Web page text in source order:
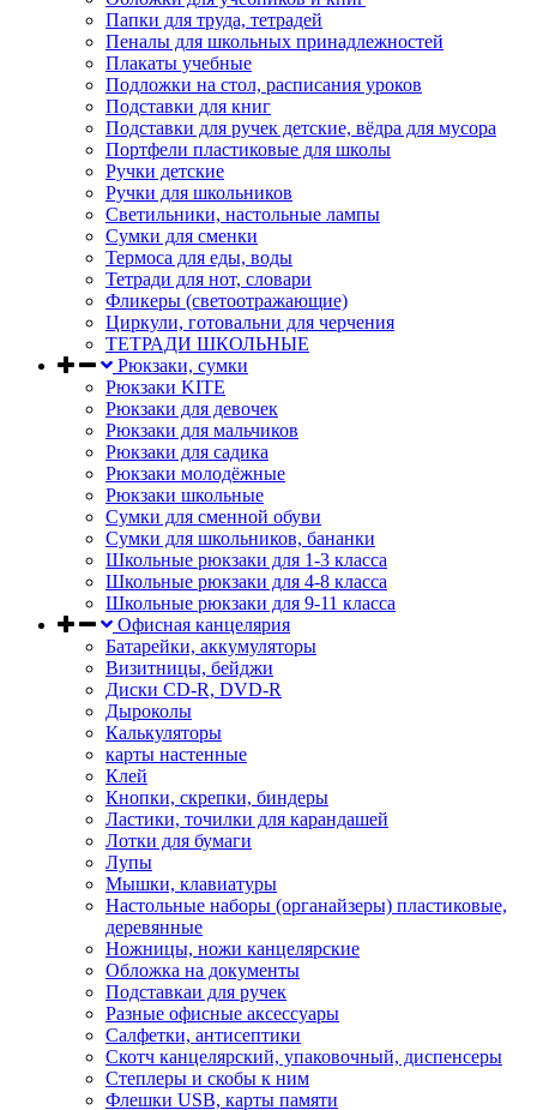
Папки для труда, тетрадей
Пеналы для школьных принадлежностей
Плакаты учебные
Подложки на стол, расписания уроков
Подставки для книг
Подставки для ручек детские, вёдра для мусора
Портфели пластиковые для школы
Ручки детские
Ручки для школьников
Светильники, настольные лампы
Сумки для сменки
Термоса для еды, воды
Тетради для нот, словари
Фликеры (светоотражающие)
Циркули, готовальни для черчения
ТЕТРАДИ ШКОЛЬНЫЕ
Рюкзаки, сумки
Рюкзаки KITE
Рюкзаки для девочек
Рюкзаки для мальчиков
Рюкзаки для садика
Рюкзаки молодёжные
Рюкзаки школьные
Сумки для сменной обуви
Сумки для школьников, бананки
Школьные рюкзаки для 1-3 класса
Школьные рюкзаки для 4-8 класса
Школьные рюкзаки для 9-11 класса
Офисная канцелярия
Батарейки, аккумуляторы
Визитницы, бейджи
Диски CD-R, DVD-R
Дыроколы
Калькуляторы
карты настенные
Клей
Кнопки, скрепки, биндеры
Ластики, точилки для карандашей
Лотки для бумаги
Лупы
Мышки, клавиатуры
Настольные наборы (органайзеры) пластиковые,
деревянные
Ножницы, ножи канцелярские
Обложка на документы
Подставкаи для ручек
Разные офисные аксессуары
Салфетки, антисептики
Скотч канцелярский, упаковочный, диспенсеры
Степлеры и скобы к ним
Флешки USB, карты памяти